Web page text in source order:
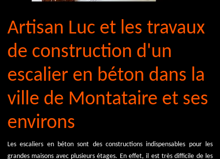
Artisan Luc et les travaux
de construction d'un
escalier en béton dans la
ville de Montataire et ses
environs
Les escaliers en béton sont des constructions indispensables pour les
grandes maisons avec plusieurs étages. En effet, il est très difficile de les